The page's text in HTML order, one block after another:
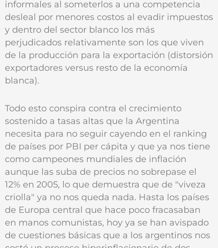
informales al someterlos a una competencia
desleal por menores costos al evadir impuestos
y dentro del sector blanco los más
perjudicados relativamente son los que viven
de la producción para la exportación (distorsión
exportadores versus resto de la economía
blanca).
Todo esto conspira contra el crecimiento
sostenido a tasas altas que la Argentina
necesita para no seguir cayendo en el ranking
de países por PBI per cápita y que ya nos tiene
como campeones mundiales de inflación
aunque las suba de precios no sobrepase el
12% en 2005, lo que demuestra que de "viveza
criolla" ya no nos queda nada. Hasta los países
de Europa central que hace poco fracasaban
en manos comunistas, hoy ya se han avispado
de cuestiones básicas que a los argentinos nos